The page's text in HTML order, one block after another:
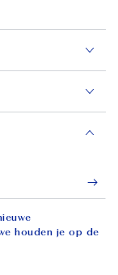
houden je op de